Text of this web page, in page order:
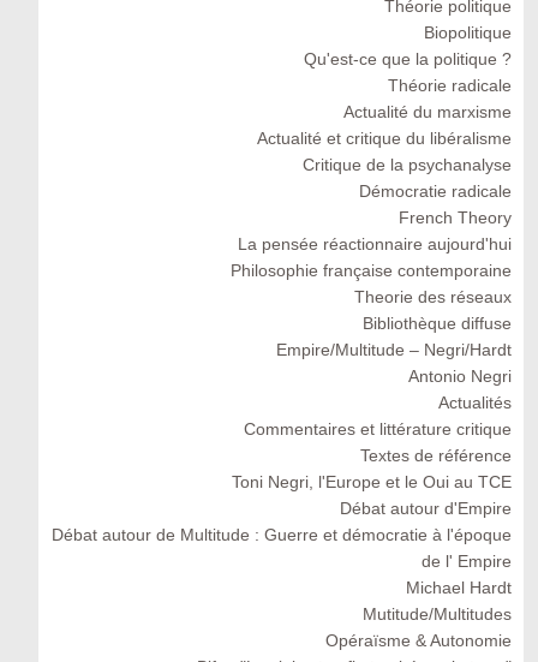
Théorie politique
Biopolitique
Qu'est-ce que la politique ?
Théorie radicale
Actualité du marxisme
Actualité et critique du libéralisme
Critique de la psychanalyse
Démocratie radicale
French Theory
La pensée réactionnaire aujourd'hui
Philosophie française contemporaine
Theorie des réseaux
Bibliothèque diffuse
Empire/Multitude – Negri/Hardt
Antonio Negri
Actualités
Commentaires et littérature critique
Textes de référence
Toni Negri, l'Europe et le Oui au TCE
Débat autour d'Empire
Débat autour de Multitude : Guerre et démocratie à l'époque
de l' Empire
Michael Hardt
Mutitude/Multitudes
Opéraïsme & Autonomie